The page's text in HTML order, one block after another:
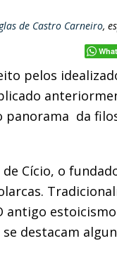
de Castro Carneiro,
pelos
da
Cício, o
destacam